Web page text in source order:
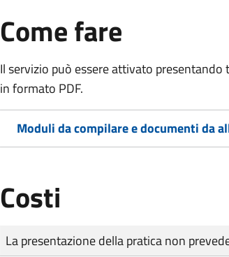
Come fare
Il servizio può essere attivato
in formato PDF.
Moduli da compilare e documenti da
Costi
Tipo di pagamento
Importo
La presentazione della pratica non